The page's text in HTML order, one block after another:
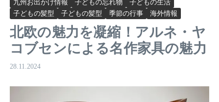
九州お出かけ情報
子どもの忘れ物
子どもの生活
子どもの髪型
子どもの髪型 季節の行事 海外情報
北欧の魅力を凝縮！アルネ・ヤ
コブセンによる名作家具の魅力
28.11.2024